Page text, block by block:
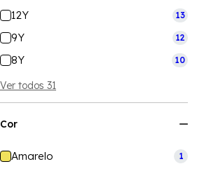
12Y 13
9Y 12
8Y 10
Ver todos 31
Cor
Amarelo 1